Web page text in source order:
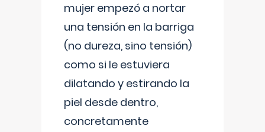
mujer empezó a nortar
una tensión en la barriga
(no dureza, sino tensión)
como si le estuviera
dilatando y estirando la
piel desde dentro,
concretamente